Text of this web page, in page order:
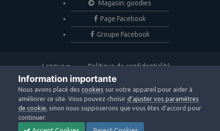
Magasin: goodies
Page Facebook
Groupe Facebook
Langue
Politique de confidentialité
Nous contacter
Copyright © 2020 Webastro
Powered by Invision Community
Information importante
Nous avons placé descookies sur votre appareil pour aider à
améliorer ce site. Vous pouvez choisird’ajuster vos paramètres
de cookie, sinon nous supposerons que vous êtes d’accord pour
continuer.